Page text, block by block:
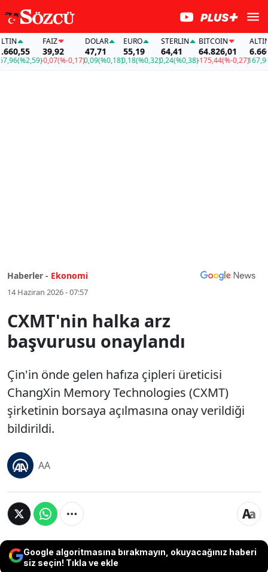
(%2,59)
FAİZ
39,92
-0,07(%-0,17)
DOLAR
47,71
0,09(%0,18)
EURO
55,19
0,18(%0,32)
STERLIN
64,41
0,24(%0,38)
BITCOIN
64.826,01
-175,44(%-0,27)
ALTIN
167,96
Haberler - Ekonomi
14 Haziran 2026 - 07:57
CXMT'nin halka arz
başvurusu onaylandı
Çin'in önde gelen hafıza çipleri üreticisi
ChangXin Memory Technologies (CXMT)
şirketinin borsaya açılmasına onay verildiği
bildirildi.
AA
Google algoritmasına bırakmayın, okuyacağınız haberi
siz seçin! Tıkla ve ekle